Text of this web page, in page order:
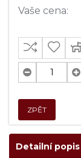
Vaše cena:
ZPĚT
Detailní popis